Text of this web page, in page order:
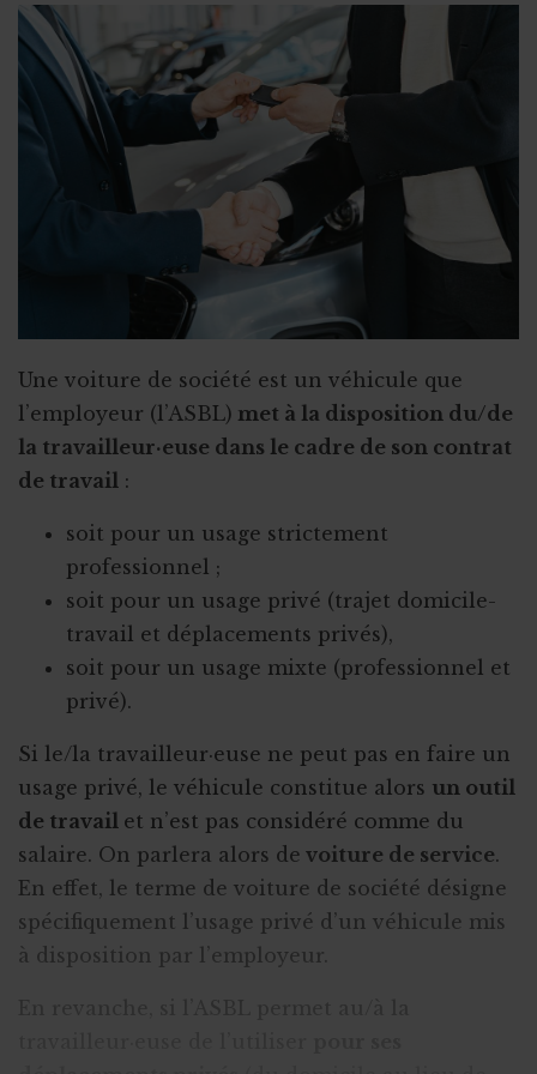
Fin ou rupture du contrat étudiant
Stage ou travail au noir ?
Stage et assurances
Qu’est-ce qu’un "petit statut" ?
Une voiture de société est un véhicule que
l’employeur (l’ASBL) met à la disposition du/de
la travailleur·euse dans le cadre de son contrat
de travail :
soit pour un usage strictement
professionnel ;
soit pour un usage privé (trajet domicile-
travail et déplacements privés),
soit pour un usage mixte (professionnel et
privé).
Si le/la travailleur·euse ne peut pas en faire un
usage privé, le véhicule constitue alors un outil
de travail et n’est pas considéré comme du
salaire. On parlera alors de voiture de service.
En effet, le terme de voiture de société désigne
spécifiquement l’usage privé d’un véhicule mis
à disposition par l’employeur.